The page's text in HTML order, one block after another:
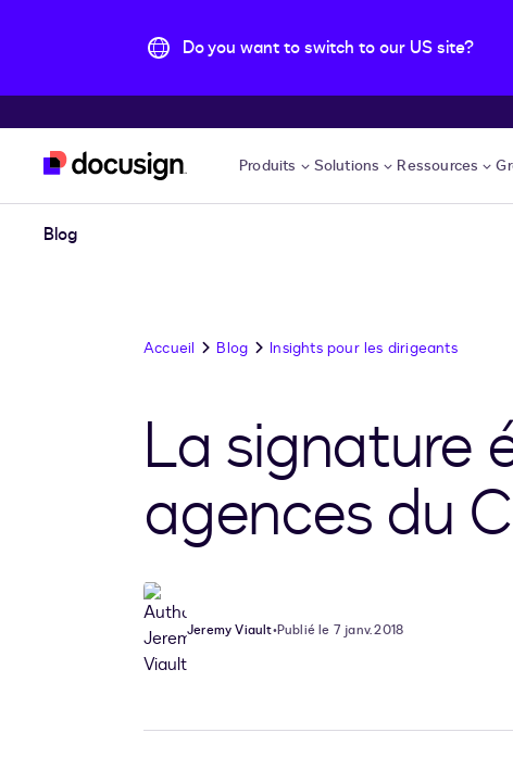
Do you want to switch to our US site?
Produits Solutions Ressources
Blog
Accueil Blog Insights pour les dirigeants
La signature
agences du
Jeremy Viault•Publié le 7 janv. 2018